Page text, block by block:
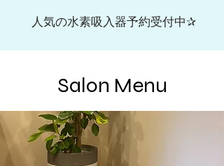
人気の水素吸入器予約受付中✰
Salon Menu